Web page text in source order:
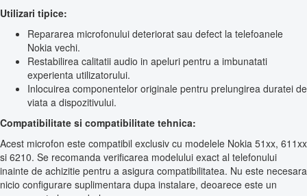
Utilizari tipice:
Repararea microfonului deteriorat sau defect la telefoanele
Nokia vechi.
Restabilirea calitatii audio in apeluri pentru a imbunatati
experienta utilizatorului.
Inlocuirea componentelor originale pentru prelungirea duratei de
viata a dispozitivului.
Compatibilitate si compatibilitate tehnica:
Acest microfon este compatibil exclusiv cu modelele Nokia 51xx, 611xx
si 6210. Se recomanda verificarea modelului exact al telefonului
inainte de achizitie pentru a asigura compatibilitatea. Nu este necesara
nicio configurare suplimentara dupa instalare, deoarece este un